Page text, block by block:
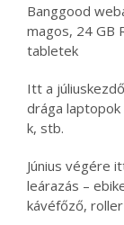
Banggood
magos, 24 GB
tabletek
Itt a
drága laptopok
k, stb.
Június végére
leárazás –
kávéfőző, roller